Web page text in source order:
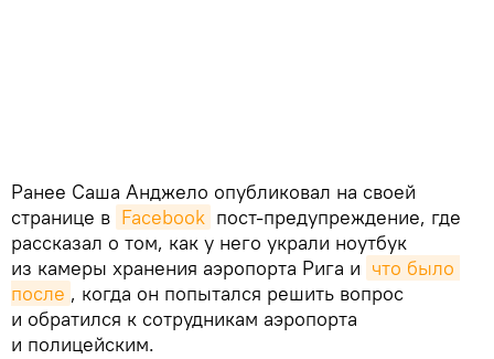
Ранее Саша Анджело опубликовал на своей
странице в Facebook пост-предупреждение, где
рассказал о том, как у него украли ноутбук
из камеры хранения аэропорта Рига и что было
после , когда он попытался решить вопрос
и обратился к сотрудникам аэропорта
и полицейским.